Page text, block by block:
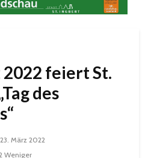
2022 feiert St.
des
23. März 2022
Weniger